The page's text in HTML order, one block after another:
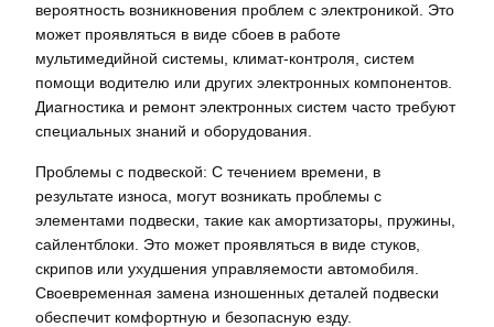
вероятность возникновения проблем с электроникой. Это
может проявляться в виде сбоев в работе
мультимедийной системы, климат-контроля, систем
помощи водителю или других электронных компонентов.
Диагностика и ремонт электронных систем часто требуют
специальных знаний и оборудования.
Проблемы с подвеской: С течением времени, в
результате износа, могут возникать проблемы с
элементами подвески, такие как амортизаторы, пружины,
сайлентблоки. Это может проявляться в виде стуков,
скрипов или ухудшения управляемости автомобиля.
Своевременная замена изношенных деталей подвески
обеспечит комфортную и безопасную езду.